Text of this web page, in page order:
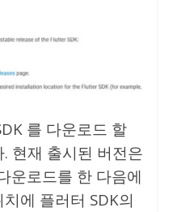
를 다운로드 할
현재 출시된 버전은
운로드를 한 다음에
에 플러터 SDK의